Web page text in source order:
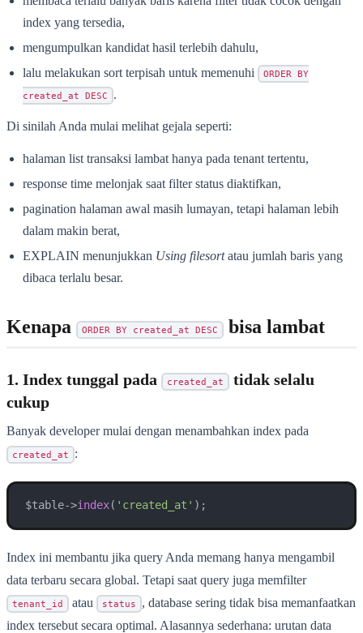
index yang tersedia,
mengumpulkan kandidat hasil terlebih dahulu,
lalu melakukan sort terpisah untuk memenuhi
ORDER BY
created_at DESC
.
Di sinilah Anda mulai melihat gejala seperti:
halaman list transaksi lambat hanya pada tenant tertentu,
response time melonjak saat filter status diaktifkan,
pagination halaman awal masih lumayan, tetapi halaman lebih
dalam makin berat,
EXPLAIN menunjukkan Using filesortatau jumlah baris yang
dibaca terlalu besar.
Kenapa ORDER BY created_at DESC bisa lambat
1. Index tunggal pada created_at
tidak selalu
cukup
Banyak developer mulai dengan menambahkan index pada
created_at :
$table->index( 'created_at' );
Index ini membantu jika query Anda memang hanya mengambil
data terbaru secara global. Tetapi saat query juga memfilter
tenant_id atau status
, database sering tidak bisa memanfaatkan
index tersebut secara optimal. Alasannya sederhana: urutan data